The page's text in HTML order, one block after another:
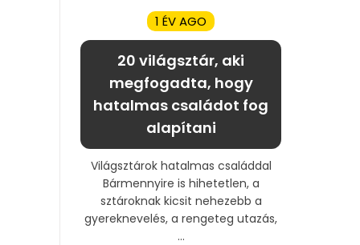
1 ÉV AGO
20 világsztár, aki
megfogadta, hogy
hatalmas családot fog
alapítani
Világsztárok hatalmas családdal
Bármennyire is hihetetlen, a
sztároknak kicsit nehezebb a
gyereknevelés, a rengeteg utazás,
...